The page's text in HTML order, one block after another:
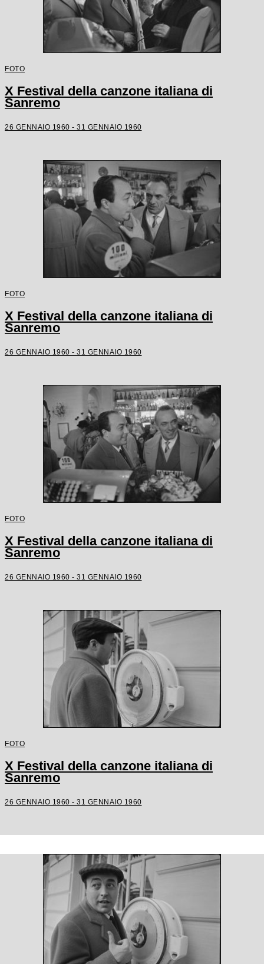
FOTO
X Festival della canzone italiana di
Sanremo
26 GENNAIO 1960 - 31 GENNAIO 1960
FOTO
X Festival della canzone italiana di
Sanremo
26 GENNAIO 1960 - 31 GENNAIO 1960
FOTO
X Festival della canzone italiana di
Sanremo
26 GENNAIO 1960 - 31 GENNAIO 1960
FOTO
X Festival della canzone italiana di
Sanremo
26 GENNAIO 1960 - 31 GENNAIO 1960